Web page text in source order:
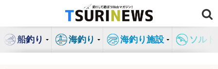
ン
船釣り 海釣り 海釣り施設 ソル